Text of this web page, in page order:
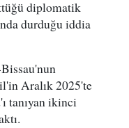
diplomatik
durduğu iddia
Aralık 2025'te
tanıyan ikinci